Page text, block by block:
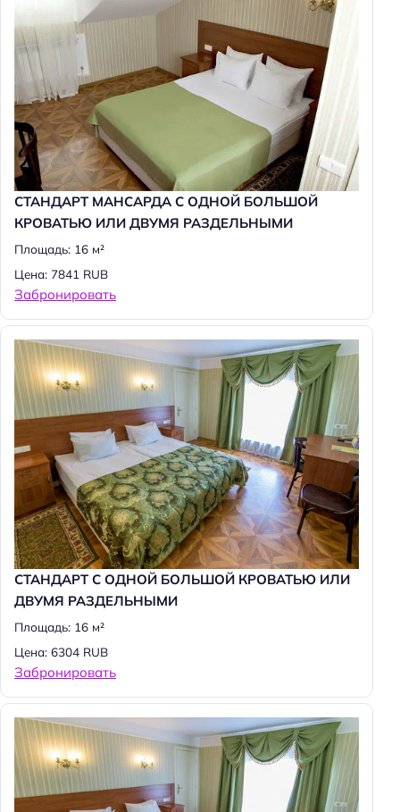
СТАНДАРТ МАНСАРДА С ОДНОЙ БОЛЬШОЙ
КРОВАТЬЮ ИЛИ ДВУМЯ РАЗДЕЛЬНЫМИ
Площадь: 16 м²
Цена: 7841 RUB
Забронировать
СТАНДАРТ С ОДНОЙ БОЛЬШОЙ КРОВАТЬЮ ИЛИ
ДВУМЯ РАЗДЕЛЬНЫМИ
Площадь: 16 м²
Цена: 6304 RUB
Забронировать
Н
а
й
т